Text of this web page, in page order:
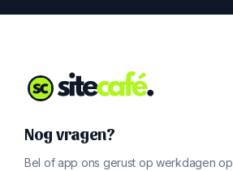
Nog vragen?
Bel of app ons gerust op werkdagen op